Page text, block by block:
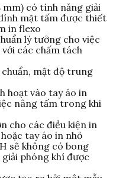
mm) có tính năng giải
mặt tấm được thiết
in flexo
lý tưởng cho việc
các chấm tách
mật độ trung
hoạt vào tay áo in
nâng tấm trong khi
cho các điều kiện in
tay áo in nhỏ
sẽ không có bong
phóng khí được